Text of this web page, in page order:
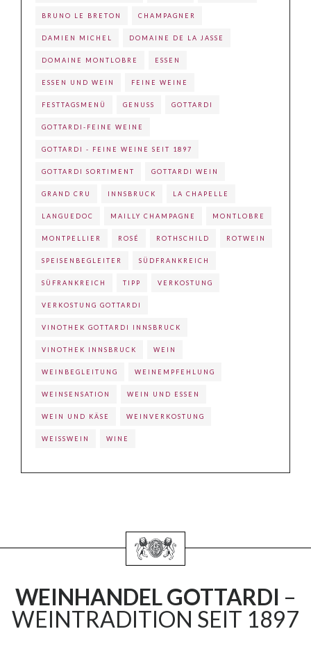
BRUNO LE BRETON CHAMPAGNER
DAMIEN MICHEL DOMAINE DE LA JASSE
DOMAINE MONTLOBRE ESSEN
ESSEN UND WEIN FEINE WEINE
FESTTAGSMENÜ GENUSS GOTTARDI
GOTTARDI-FEINE WEINE
GOTTARDI - FEINE WEINE SEIT 1897
GOTTARDI SORTIMENT GOTTARDI WEIN
GRAND CRU INNSBRUCK LA CHAPELLE
LANGUEDOC MAILLY CHAMPAGNE MONTLOBRE
MONTPELLIER ROSÉ ROTHSCHILD ROTWEIN
SPEISENBEGLEITER SÜDFRANKREICH
SÜFRANKREICH TIPP VERKOSTUNG
VERKOSTUNG GOTTARDI
VINOTHEK GOTTARDI INNSBRUCK
VINOTHEK INNSBRUCK WEIN
WEINBEGLEITUNG WEINEMPFEHLUNG
WEINSENSATION WEIN UND ESSEN
WEIN UND KÄSE WEINVERKOSTUNG
WEISSWEIN WINE
WEINHANDEL GOTTARDI –
WEINTRADITION SEIT 1897